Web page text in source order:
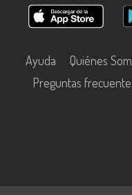
Ayuda Quiénes
Preguntas